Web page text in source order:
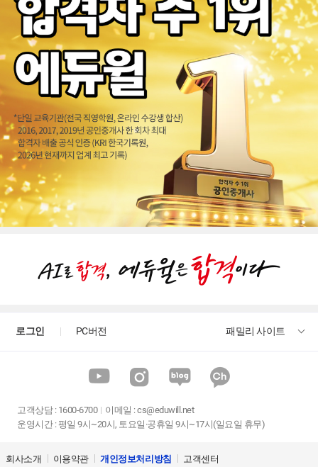
로그인 PC버전 패밀리 사이트
고객상담: 1600-6700 이메일 :cs@eduwill.net
운영시간 : 평일 9시~20시, 토요일·공휴일 9시~17시(일요일 휴무)
회사소개 이용약관 개인정보처리방침 고객센터